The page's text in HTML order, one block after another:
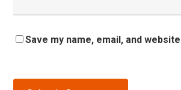
Save my name, email, and